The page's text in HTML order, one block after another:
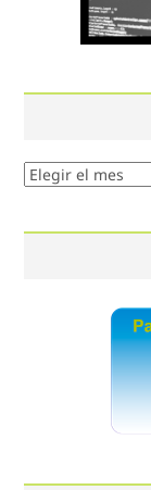
Nuestro